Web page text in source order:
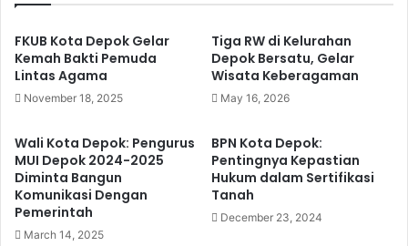
FKUB Kota Depok Gelar
Kemah Bakti Pemuda
Lintas Agama
November 18, 2025
Tiga RW di Kelurahan
Depok Bersatu, Gelar
Wisata Keberagaman
May 16, 2026
Wali Kota Depok: Pengurus
MUI Depok 2024-2025
Diminta Bangun
Komunikasi Dengan
Pemerintah
March 14, 2025
BPN Kota Depok:
Pentingnya Kepastian
Hukum dalam Sertifikasi
Tanah
December 23, 2024